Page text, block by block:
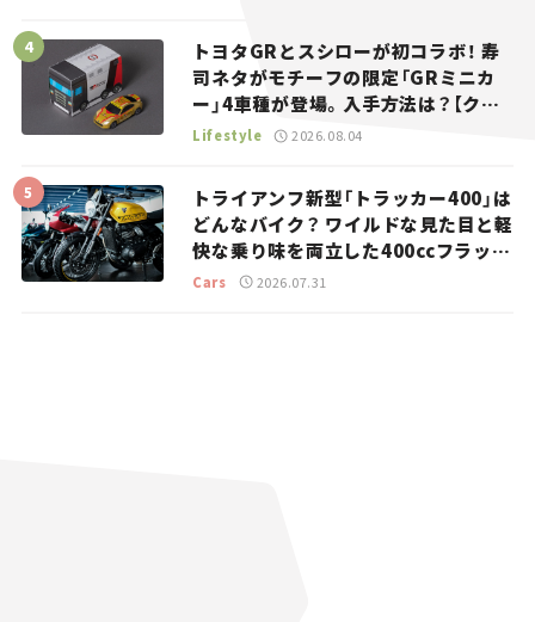
トヨタGRとスシローが初コラボ！ 寿
司ネタがモチーフの限定「GRミニカ
ー」4車種が登場。入手方法は？【クル
マとホビー】
Lifestyle 2026.08.04
トライアンフ新型「トラッカー400」は
どんなバイク？ ワイルドな見た目と軽
快な乗り味を両立した400ccフラット
トラッカー【試乗レビュー】
Cars 2026.07.31